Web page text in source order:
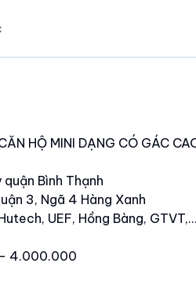
HỘ MINI DẠNG CÓ GÁC
Bình Thạnh
3, Ngã 4 Hàng Xanh
UEF, Hồng Bàng, GTVT,...
4.000.000